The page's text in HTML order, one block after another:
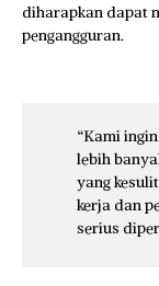
diharapkan dapat
pengangguran.
“Kami
lebih
yang
kerja dan
serius